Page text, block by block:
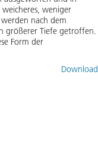
weniger
nach dem
größerer Tiefe getroffen.
Form der
Download